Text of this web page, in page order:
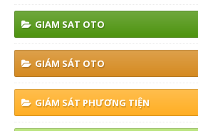
GIAM SAT OTO
GIÁM SÁT OTO
GIÁM SÁT PHƯƠNG TIỆN